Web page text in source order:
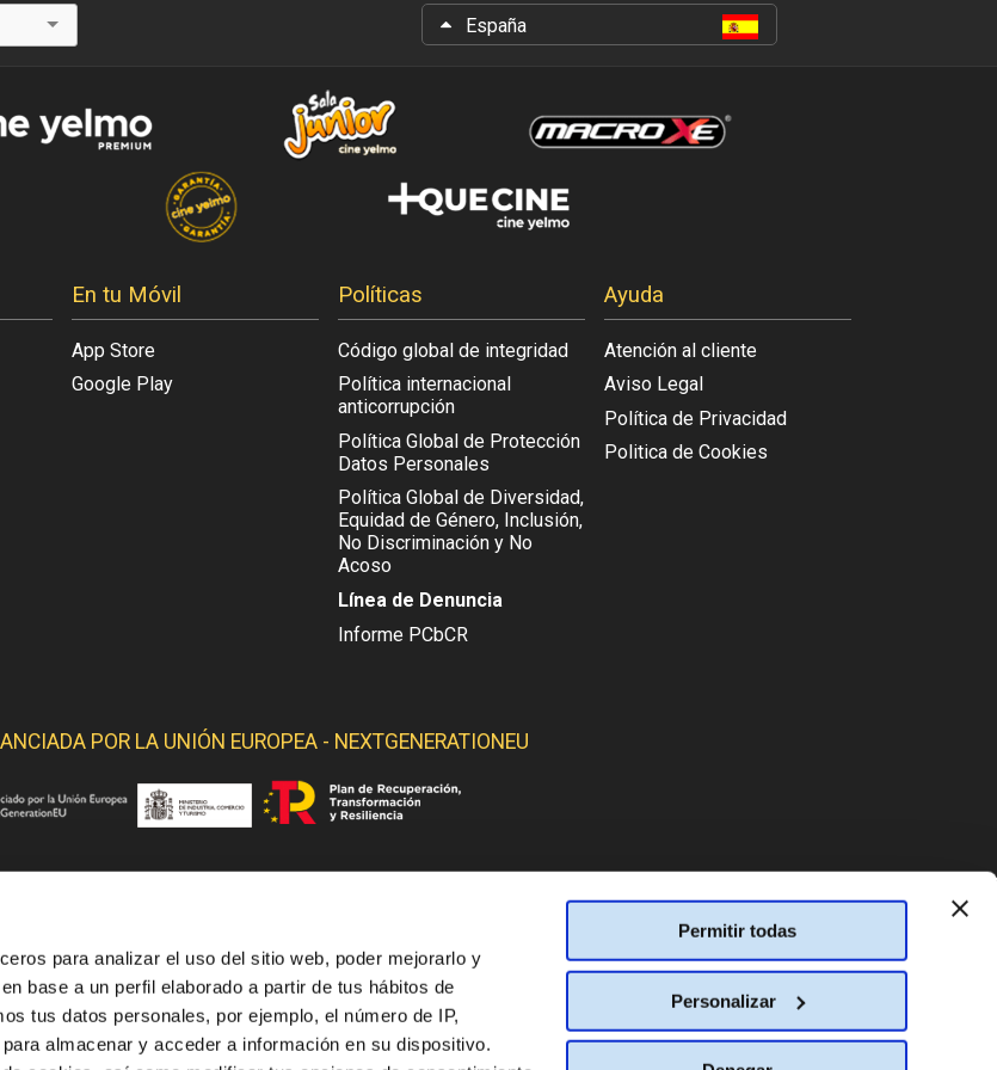
para analizar el uso del sitio web, poder mejorarlo y
base a un perfil elaborado a partir de tus hábitos de
tus datos personales, por ejemplo, el número de IP,
almacenar y acceder a información en su dispositivo.
Permitir todas
Personalizar
España
En tu Móvil
App Store
Google Play
Políticas
Código global de integridad
Política internacional
anticorrupción
Política Global de Protección
Datos Personales
Política Global de Diversidad,
Equidad de Género, Inclusión,
No Discriminación y No
Acoso
Línea de Denuncia
Informe PCbCR
Ayuda
Atención al cliente
Aviso Legal
Política de Privacidad
Politica de Cookies
POR LA UNIÓN EUROPEA - NEXTGENERATIONEU
SOPORTE DE LOS SIGUIENTES ORGANISMOS: